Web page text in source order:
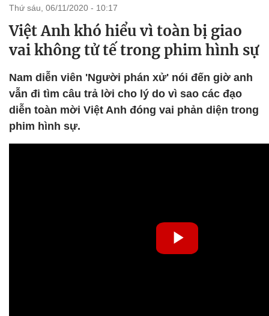
thứ sáu, 06/11/2020 - 10:17
Việt Anh khó hiểu vì toàn bị giao
vai không tử tế trong phim hình sự
Nam diễn viên 'Người phán xử' nói đến giờ anh
vẫn đi tìm câu trả lời cho lý do vì sao các đạo
diễn toàn mời Việt Anh đóng vai phản diện trong
phim hình sự.